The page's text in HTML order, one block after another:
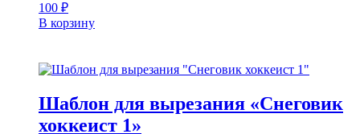
100 ₽
В корзину
Шаблон для вырезания «Снеговик
хоккеист 1»